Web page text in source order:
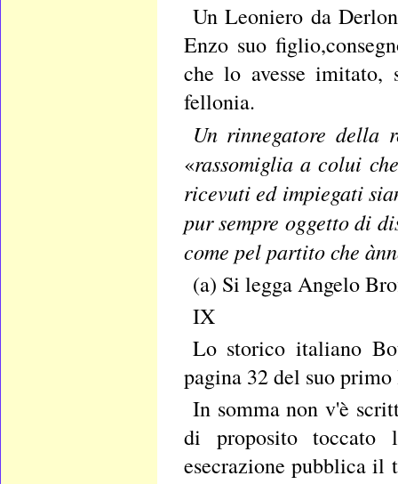
Un Leoniero da
Enzo suo
che lo avesse
fellonia.
Un rinnegatore della
«rassomiglia a colui
ricevuti ed impiegati
pur sempre oggetto di
come pel partito che
(a) Si legga Angelo
IX
Lo storico italiano
pagina 32 del suo
In somma non v'è
di proposito toccato
esecrazione pubblica